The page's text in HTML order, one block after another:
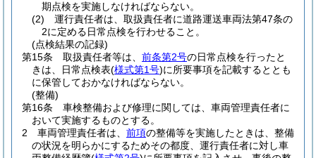
期点検を実施しなければならない。
(2)
運行責任者は、取扱責任者に道路運送車両法第47条の
2に定める日常点検を行わせること。
(点検結果の記録)
第15条
取扱責任者等は、 前条第2号の日常点検を行ったと
きは、日常点検表(様式第1号)に所要事項を記載するととも
に保管しておかなければならない。
(整備)
第16条
車検整備および修理に関しては、車両管理責任者に
おいて実施するものとする。
2
車両管理責任者は、 前項の整備等を実施したときは、整備
の状況を明らかにするためその都度、運行責任者に対し車